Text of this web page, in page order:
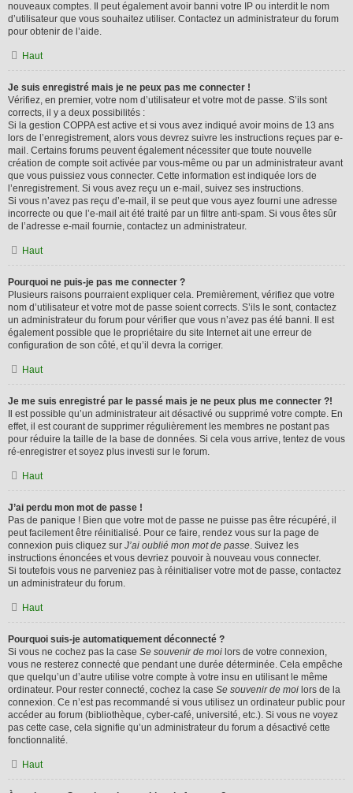
nouveaux comptes. Il peut également avoir banni votre IP ou interdit le nom
d’utilisateur que vous souhaitez utiliser. Contactez un administrateur du forum
pour obtenir de l’aide.
Haut
Je suis enregistré mais je ne peux pas me connecter !
Vérifiez, en premier, votre nom d’utilisateur et votre mot de passe. S’ils sont
corrects, il y a deux possibilités :
Si la gestion COPPA est active et si vous avez indiqué avoir moins de 13 ans
lors de l’enregistrement, alors vous devrez suivre les instructions reçues par e-
mail. Certains forums peuvent également nécessiter que toute nouvelle
création de compte soit activée par vous-même ou par un administrateur avant
que vous puissiez vous connecter. Cette information est indiquée lors de
l’enregistrement. Si vous avez reçu un e-mail, suivez ses instructions.
Si vous n’avez pas reçu d’e-mail, il se peut que vous ayez fourni une adresse
incorrecte ou que l’e-mail ait été traité par un filtre anti-spam. Si vous êtes sûr
de l’adresse e-mail fournie, contactez un administrateur.
Haut
Pourquoi ne puis-je pas me connecter ?
Plusieurs raisons pourraient expliquer cela. Premièrement, vérifiez que votre
nom d’utilisateur et votre mot de passe soient corrects. S’ils le sont, contactez
un administrateur du forum pour vérifier que vous n’avez pas été banni. Il est
également possible que le propriétaire du site Internet ait une erreur de
configuration de son côté, et qu’il devra la corriger.
Haut
Je me suis enregistré par le passé mais je ne peux plus me connecter ?!
Il est possible qu’un administrateur ait désactivé ou supprimé votre compte. En
effet, il est courant de supprimer régulièrement les membres ne postant pas
pour réduire la taille de la base de données. Si cela vous arrive, tentez de vous
ré-enregistrer et soyez plus investi sur le forum.
Haut
J’ai perdu mon mot de passe !
Pas de panique ! Bien que votre mot de passe ne puisse pas être récupéré, il
peut facilement être réinitialisé. Pour ce faire, rendez vous sur la page de
connexion puis cliquez sur J’ai oublié mon mot de passe. Suivez les
instructions énoncées et vous devriez pouvoir à nouveau vous connecter.
Si toutefois vous ne parveniez pas à réinitialiser votre mot de passe, contactez
un administrateur du forum.
Haut
Pourquoi suis-je automatiquement déconnecté ?
Si vous ne cochez pas la case Se souvenir de moi lors de votre connexion,
vous ne resterez connecté que pendant une durée déterminée. Cela empêche
que quelqu’un d’autre utilise votre compte à votre insu en utilisant le même
ordinateur. Pour rester connecté, cochez la case Se souvenir de moi lors de la
connexion. Ce n’est pas recommandé si vous utilisez un ordinateur public pour
accéder au forum (bibliothèque, cyber-café, université, etc.). Si vous ne voyez
pas cette case, cela signifie qu’un administrateur du forum a désactivé cette
fonctionnalité.
Haut